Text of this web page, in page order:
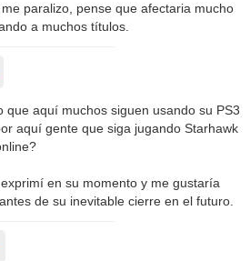
paralizo, pense que afectaria mucho
a muchos títulos.
que aquí muchos siguen usando su PS3
aquí gente que siga jugando Starhawk
en su momento y me gustaría
de su inevitable cierre en el futuro.